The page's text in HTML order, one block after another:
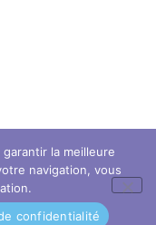
la meilleure
navigation, vous
confidentialité